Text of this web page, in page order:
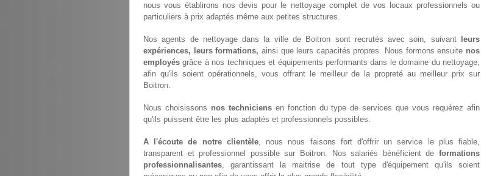
nous vous établirons nos devis pour le nettoyage complet de vos locaux professionnels ou
particuliers à prix adaptés même aux petites structures.
Nos agents de nettoyage dans la ville de Boitron sont recrutés avec soin, suivant
leurs
expériences, leurs formations, ainsi que leurs capacités propres. Nous formons ensuite nos
employés grâce à nos techniques et équipements performants dans le domaine du nettoyage,
afin qu'ils soient opérationnels, vous offrant le meilleur de la propreté au meilleur prix sur
Boitron.
Nous choisissons nos techniciensen fonction du type de services que vous requérez afin
qu'ils puissent être les plus adaptés et professionnels possibles.
A l'écoute de notre clientèle, nous nous faisons fort d'offrir un service le plus fiable,
transparent et professionnel possible sur Boitron. Nos salariés bénéficient de formations
professionnalisantes, garantissant la maitrise de tout type d'équipement qu'ils soient